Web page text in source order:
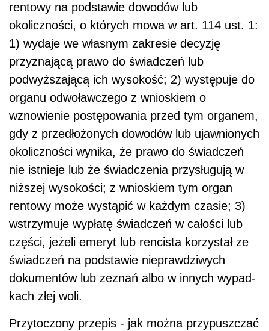
rentowy na podstawie dowodów lub
okoliczności, o których mowa w art. 114 ust. 1:
1) wydaje we własnym zakresie decyzję
przyznającą prawo do świadczeń lub
podwyższającą ich wysokość; 2) występuje do
organu odwoławczego z wnioskiem o
wznowienie postępowania przed tym orga­nem,
gdy z przedłożonych dowodów lub ujawnionych
okoliczności wynika, że prawo do świadczeń
nie istnieje lub że świadczenia przysługują w
niższej wysokości; z wnioskiem tym organ
rentowy może wystąpić w każdym czasie; 3)
wstrzymuje wypłatę świadczeń w całości lub
części, jeżeli emeryt lub rencista korzystał ze
świadczeń na podstawie nieprawdziwych
dokumentów lub zeznań albo w innych wypad­
kach złej woli.
Przytoczony przepis - jak można przypuszczać